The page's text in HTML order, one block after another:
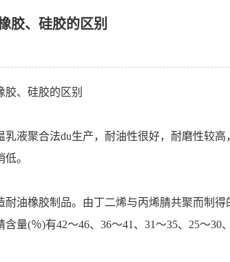
胶、硅胶的区别
胶、硅胶的区别
乳液聚合法du生产，耐油性很好，耐磨性较
。
耐油橡胶制品。由丁二烯与丙烯腈共聚而制
量(％)有42～46、36～41、31～35、25～